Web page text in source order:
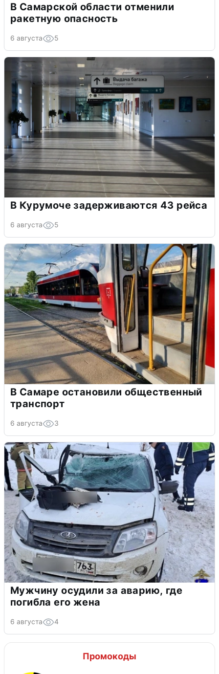
В Самарской области отменили
ракетную опасность
6 августа 5
В Курумоче задерживаются 43 рейса
6 августа 5
В Самаре остановили общественный
транспорт
6 августа 3
Мужчину осудили за аварию, где
погибла его жена
6 августа 4
Промокоды